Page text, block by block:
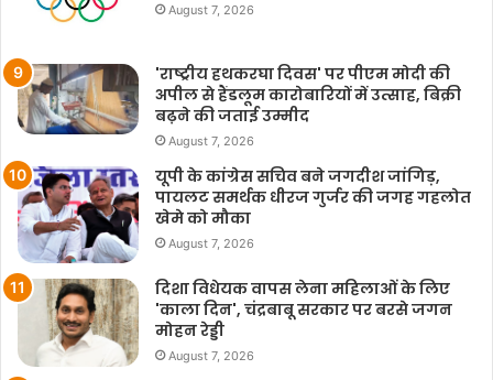
August 7, 2026
'राष्ट्रीय हथकरघा दिवस' पर पीएम मोदी की
अपील से हैंडलूम कारोबारियों में उत्साह, बिक्री
बढ़ने की जताई उम्मीद
August 7, 2026
यूपी के कांग्रेस सचिव बने जगदीश जांगिड़,
पायलट समर्थक धीरज गुर्जर की जगह गहलोत
खेमे को मौका
August 7, 2026
दिशा विधेयक वापस लेना महिलाओं के लिए
'काला दिन', चंद्रबाबू सरकार पर बरसे जगन
मोहन रेड्डी
August 7, 2026